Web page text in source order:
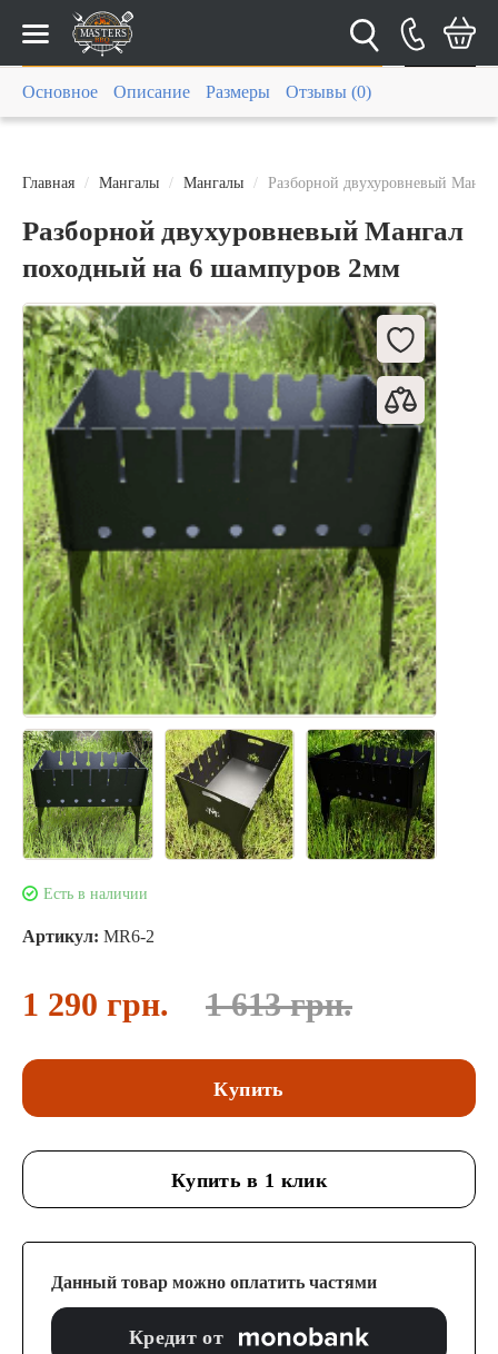
Каталог
Главная Мангалы Мангалы Разборной двухуровневый
Разборной двухуровневый Мангал
походный на 6 шампуров 2мм
Есть в наличии
Артикул: МR6-2
1 290 грн. 1 613 грн.
Купить
Купить в 1 клик
Данный товар можно оплатить частями
Кредит от
Основное Описание Размеры Отзывы (0)